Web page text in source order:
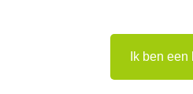
Ik ben een